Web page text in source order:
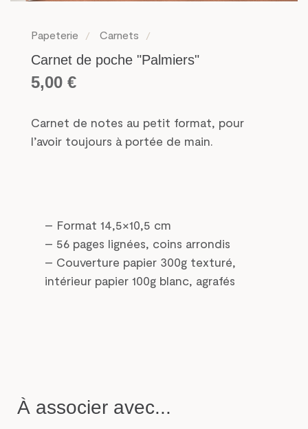
Papeterie Carnets
Carnet de poche "Palmiers"
5,00 €
Carnet de notes au petit format, pour
l’avoir toujours à portée de main.
– Format 14,5×10,5 cm
– 56 pages lignées, coins arrondis
– Couverture papier 300g texturé,
intérieur papier 100g blanc, agrafés
À associer avec...